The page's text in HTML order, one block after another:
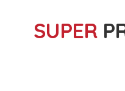
SUPER